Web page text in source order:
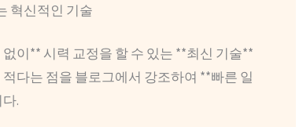
혁신적인 기술
이** 시력 교정을 할 수 있는 **최신 기술**
다는 점을 블로그에서 강조하여 **빠른 일
.